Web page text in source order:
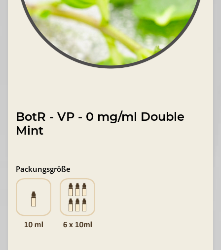
BotR - VP - 0 mg/ml Double
Mint
Packungsgröße